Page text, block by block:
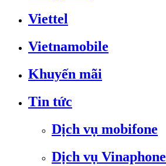
Viettel
Vietnamobile
Khuyến mãi
Tin tức
Dịch vụ mobifone
Dịch vụ Vinaphone